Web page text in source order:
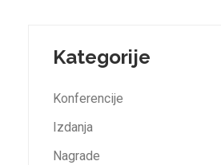
Kategorije
Konferencije
Izdanja
Nagrade